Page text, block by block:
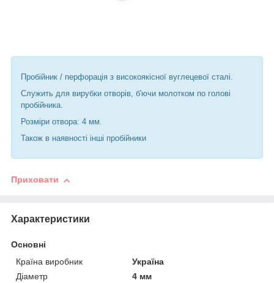
Пробійник / перфорація з високоякісної вуглецевої сталі.
Служить для вирубки отворів, б'ючи молотком по голові
пробійника.
Розміри отвора: 4 мм.
Також в наявності інші пробійники
Приховати
Характеристики
Основні
Країна виробник
Україна
Діаметр
4 мм